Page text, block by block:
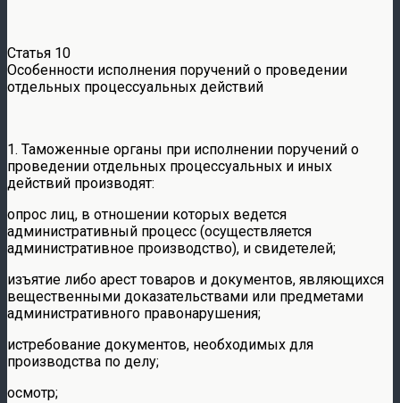
Статья 10
Особенности исполнения поручений о проведении
отдельных процессуальных действий
1. Таможенные органы при исполнении поручений о
проведении отдельных процессуальных и иных
действий производят:
опрос лиц, в отношении которых ведется
административный процесс (осуществляется
административное производство), и свидетелей;
изъятие либо арест товаров и документов, являющихся
вещественными доказательствами или предметами
административного правонарушения;
истребование документов, необходимых для
производства по делу;
осмотр;